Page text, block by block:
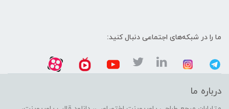
ما را در شبکه‌های اجتماعی دنبال کنید:
درباره ما